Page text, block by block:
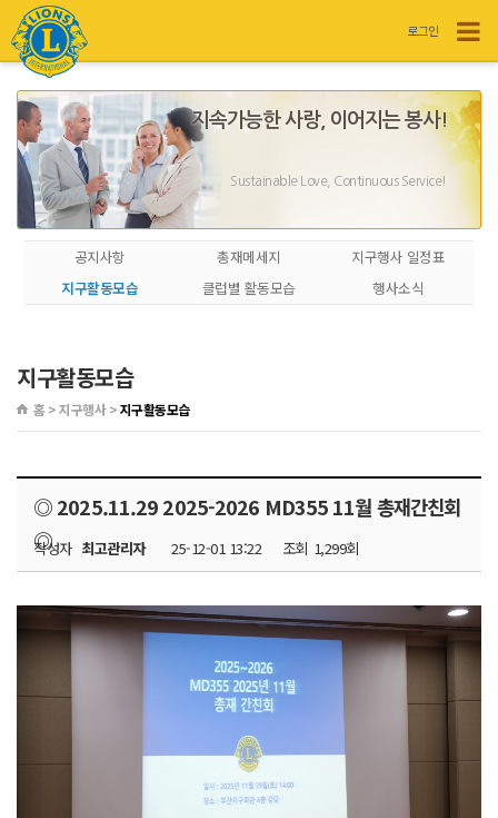
로그인
지속가능한 사랑, 이어지는 봉사!
Sustainable Love, Continuous Service!
공지사항 총재메세지
지구행사 일정표
지구활동모습
클럽별 활동모습 행사소식
지구활동모습
홈 > 지구행사 >지구활동모습
◎ 2025.11.29 2025-2026 MD355 11월 총재간친회
◎
작성자 최고관리자 25-12-01 13:22 조회 1,299회